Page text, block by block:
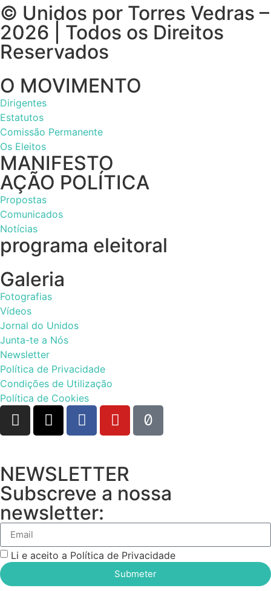
© Unidos por Torres Vedras –
2026 | Todos os Direitos
Reservados
O MOVIMENTO
Dirigentes
Estatutos
Comissão Permanente
Os Eleitos
MANIFESTO
AÇÃO POLÍTICA
Propostas
Comunicados
Notícias
programa eleitoral
Galeria
Fotografias
Vídeos
Jornal do Unidos
Junta-te a Nós
Newsletter
Política de Privacidade
Condições de Utilização
Política de Cookies
NEWSLETTER
Subscreve a nossa
newsletter:
Li e aceito a Política de Privacidade
Submeter